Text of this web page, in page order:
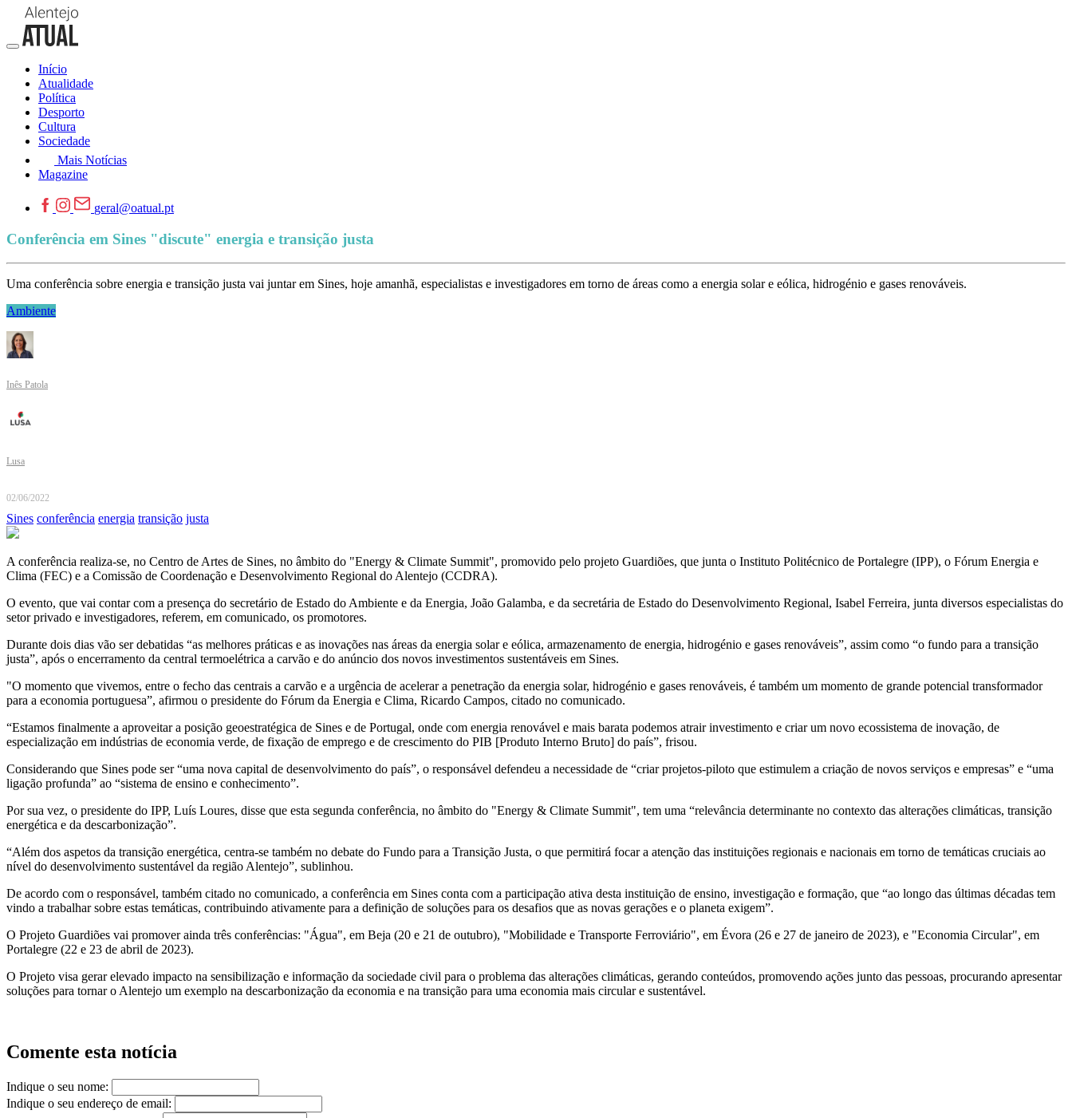
Início
Atualidade
Política
Desporto
Cultura
Sociedade
Mais Notícias
Magazine
geral@oatual.pt
Conferência em Sines "discute" energia e transição justa
Uma conferência sobre energia e transição justa vai juntar em Sines, hoje amanhã, especialistas e investigadores em torno de áreas como a energia solar e eólica, hidrogénio e gases renováveis.
Ambiente
Inês Patola
Lusa
02/06/2022
Sines conferência energia transição justa
A conferência realiza-se, no Centro de Artes de Sines, no âmbito do "Energy & Climate Summit", promovido pelo projeto Guardiões, que junta o Instituto Politécnico de Portalegre (IPP), o Fórum Energia e
Clima (FEC) e a Comissão de Coordenação e Desenvolvimento Regional do Alentejo (CCDRA).
O evento, que vai contar com a presença do secretário de Estado do Ambiente e da Energia, João Galamba, e da secretária de Estado do Desenvolvimento Regional, Isabel Ferreira, junta diversos especialistas do
setor privado e investigadores, referem, em comunicado, os promotores.
Durante dois dias vão ser debatidas “as melhores práticas e as inovações nas áreas da energia solar e eólica, armazenamento de energia, hidrogénio e gases renováveis”, assim como “o fundo para a transição
justa”, após o encerramento da central termoelétrica a carvão e do anúncio dos novos investimentos sustentáveis em Sines.
"O momento que vivemos, entre o fecho das centrais a carvão e a urgência de acelerar a penetração da energia solar, hidrogénio e gases renováveis, é também um momento de grande potencial transformador
para a economia portuguesa”, afirmou o presidente do Fórum da Energia e Clima, Ricardo Campos, citado no comunicado.
“Estamos finalmente a aproveitar a posição geoestratégica de Sines e de Portugal, onde com energia renovável e mais barata podemos atrair investimento e criar um novo ecossistema de inovação, de
especialização em indústrias de economia verde, de fixação de emprego e de crescimento do PIB [Produto Interno Bruto] do país”, frisou.
Considerando que Sines pode ser “uma nova capital de desenvolvimento do país”, o responsável defendeu a necessidade de “criar projetos-piloto que estimulem a criação de novos serviços e empresas” e “uma
ligação profunda” ao “sistema de ensino e conhecimento”.
Por sua vez, o presidente do IPP, Luís Loures, disse que esta segunda conferência, no âmbito do "Energy & Climate Summit", tem uma “relevância determinante no contexto das alterações climáticas, transição
energética e da descarbonização”.
“Além dos aspetos da transição energética, centra-se também no debate do Fundo para a Transição Justa, o que permitirá focar a atenção das instituições regionais e nacionais em torno de temáticas cruciais ao
nível do desenvolvimento sustentável da região Alentejo”, sublinhou.
De acordo com o responsável, também citado no comunicado, a conferência em Sines conta com a participação ativa desta instituição de ensino, investigação e formação, que “ao longo das últimas décadas tem
vindo a trabalhar sobre estas temáticas, contribuindo ativamente para a definição de soluções para os desafios que as novas gerações e o planeta exigem”.
O Projeto Guardiões vai promover ainda três conferências: "Água", em Beja (20 e 21 de outubro), "Mobilidade e Transporte Ferroviário", em Évora (26 e 27 de janeiro de 2023), e "Economia Circular", em
Portalegre (22 e 23 de abril de 2023).
O Projeto visa gerar elevado impacto na sensibilização e informação da sociedade civil para o problema das alterações climáticas, gerando conteúdos, promovendo ações junto das pessoas, procurando apresentar
soluções para tornar o Alentejo um exemplo na descarbonização da economia e na transição para uma economia mais circular e sustentável.
Comente esta notícia
Indique o seu nome:
Indique o seu endereço de email: